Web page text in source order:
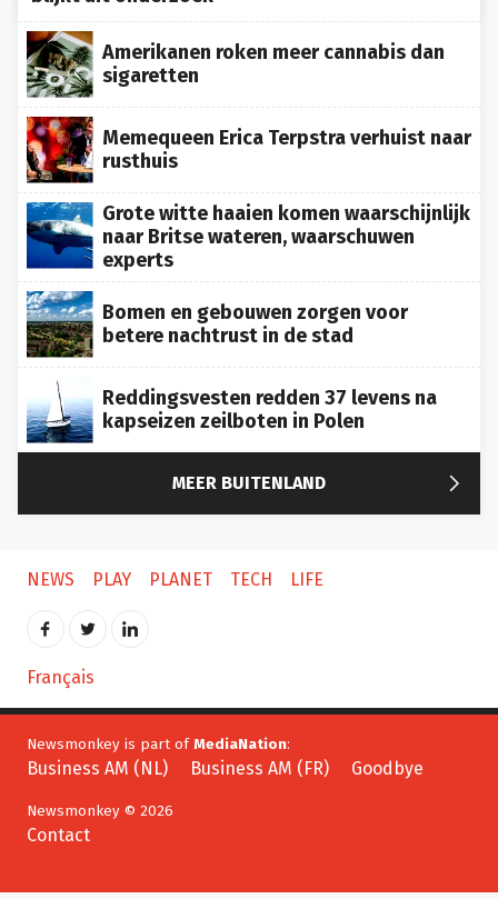
Amerikanen roken meer cannabis dan
sigaretten
Memequeen Erica Terpstra verhuist naar
rusthuis
Grote witte haaien komen waarschijnlijk
naar Britse wateren, waarschuwen
experts
Bomen en gebouwen zorgen voor
betere nachtrust in de stad
Reddingsvesten redden 37 levens na
kapseizen zeilboten in Polen
MEER BUITENLAND 
NEWS PLAY PLANET TECH LIFE
Français
Newsmonkey is part of MediaNation
Business AM (NL) Business AM (FR) Goodbye
Newsmonkey © 2026
Contact